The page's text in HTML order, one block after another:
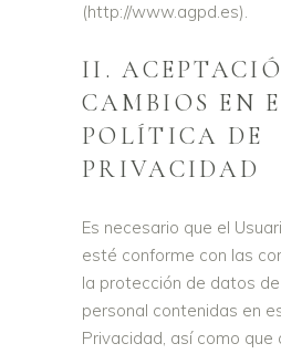
(http://www.agpd.es).
II.
CAMBIOS EN
POLÍTICA DE
PRIVACIDAD
Es necesario que el
esté conforme con las
la protección de datos
personal contenidas en
Privacidad, así como que